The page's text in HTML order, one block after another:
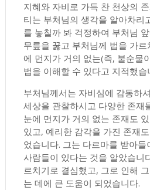
지혜와 자비로 가득 찬 천상의
티는 부처님의 생각을 알아차리
를 놓칠까 봐 걱정하여 부처님
무릎을 꿇고 부처님께 법을 가
에 먼지가 거의 없는(즉, 불순물
법을 이해할 수 있다고 지적했습
부처님께서는 자비심에 감동하
세상을 관찰하시고 다양한 존재
눈에 먼지가 거의 없는 존재도
있고, 예리한 감각을 가진 존재
었습니다. 그는 다르마를 받아
사람들이 있다는 것을 알았습니
르치기로 결심했고, 그로 인해
는 데에 큰 도움이 되었습니다.